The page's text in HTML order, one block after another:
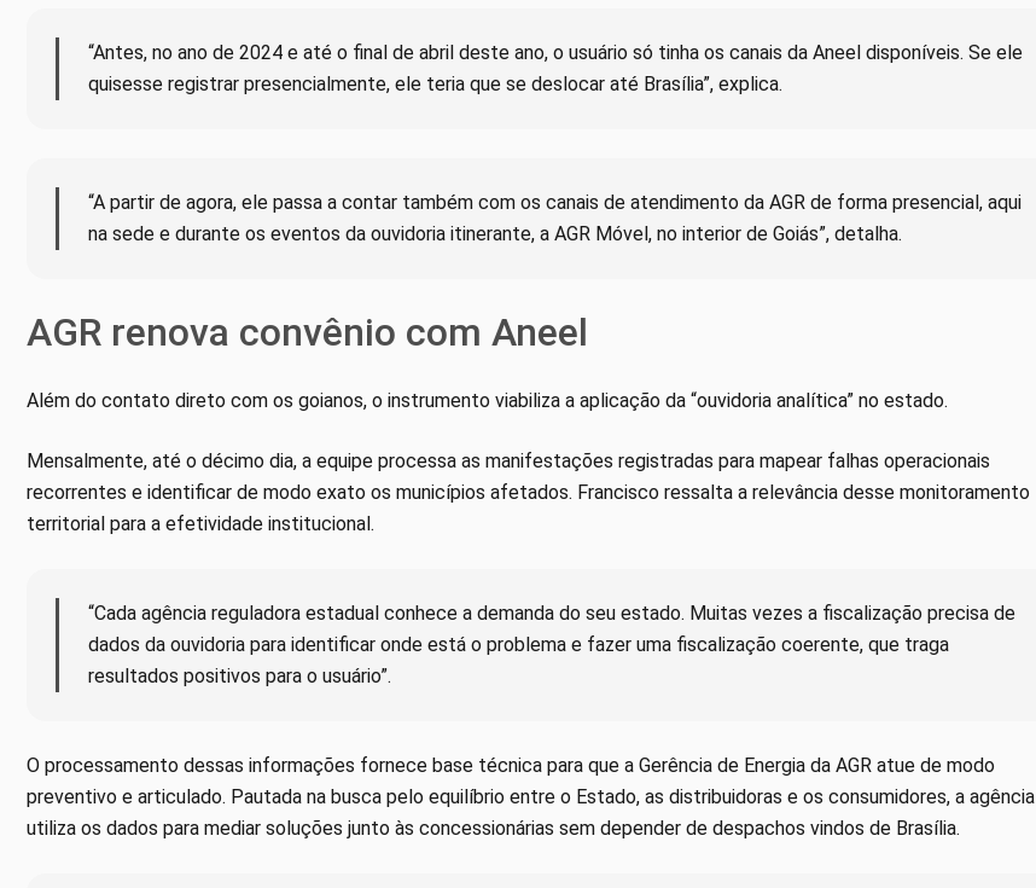
“Antes, no ano de 2024 e até o final de abril deste ano, o usuário só tinha os canais da Aneel disponíveis. Se ele
quisesse registrar presencialmente, ele teria que se deslocar até Brasília”, explica.
“A partir de agora, ele passa a contar também com os canais de atendimento da AGR de forma presencial, aqui
na sede e durante os eventos da ouvidoria itinerante, a AGR Móvel, no interior de Goiás”, detalha.
AGR renova convênio com Aneel
Além do contato direto com os goianos, o instrumento viabiliza a aplicação da “ouvidoria analítica” no estado.
Mensalmente, até o décimo dia, a equipe processa as manifestações registradas para mapear falhas operacionais
recorrentes e identificar de modo exato os municípios afetados. Francisco ressalta a relevância desse monitoramento
territorial para a efetividade institucional.
“Cada agência reguladora estadual conhece a demanda do seu estado. Muitas vezes a fiscalização precisa de
dados da ouvidoria para identificar onde está o problema e fazer uma fiscalização coerente, que traga
resultados positivos para o usuário”.
O processamento dessas informações fornece base técnica para que a Gerência de Energia da AGR atue de modo
preventivo e articulado. Pautada na busca pelo equilíbrio entre o Estado, as distribuidoras e os consumidores, a agência
utiliza os dados para mediar soluções junto às concessionárias sem depender de despachos vindos de Brasília.